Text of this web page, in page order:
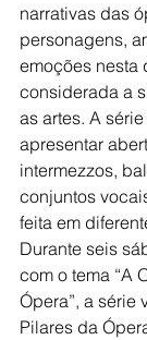
narrativas das
personagens,
emoções nesta
considerada a
as artes. A
apresentar
intermezzos,
conjuntos
feita em
Durante seis
com o tema “A
Ópera”, a série
Pilares da